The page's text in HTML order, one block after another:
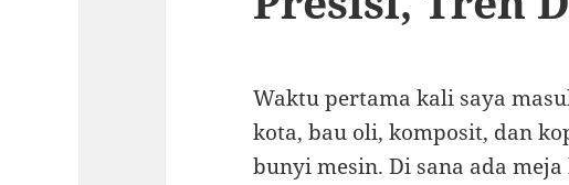
Waktu pertama kali saya
kota, bau oli, komposit, dan
bunyi mesin. Di sana ada